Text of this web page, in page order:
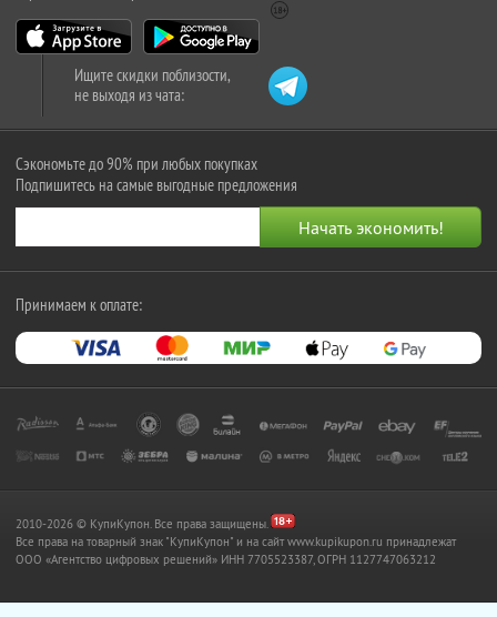
Ищите скидки поблизости,
не выходя из чата:
Сэкономьте до 90% при любых покупках
Подпишитесь на самые выгодные предложения
Принимаем к оплате:
2010-2026 © КупиКупон. Все права защищены.
Все права на товарный знак "КупиКупон" и на сайт www.kupikupon.ru принадлежат
OOO «Агентство цифровых решений» ИНН 7705523387, ОГРН 1127747063212